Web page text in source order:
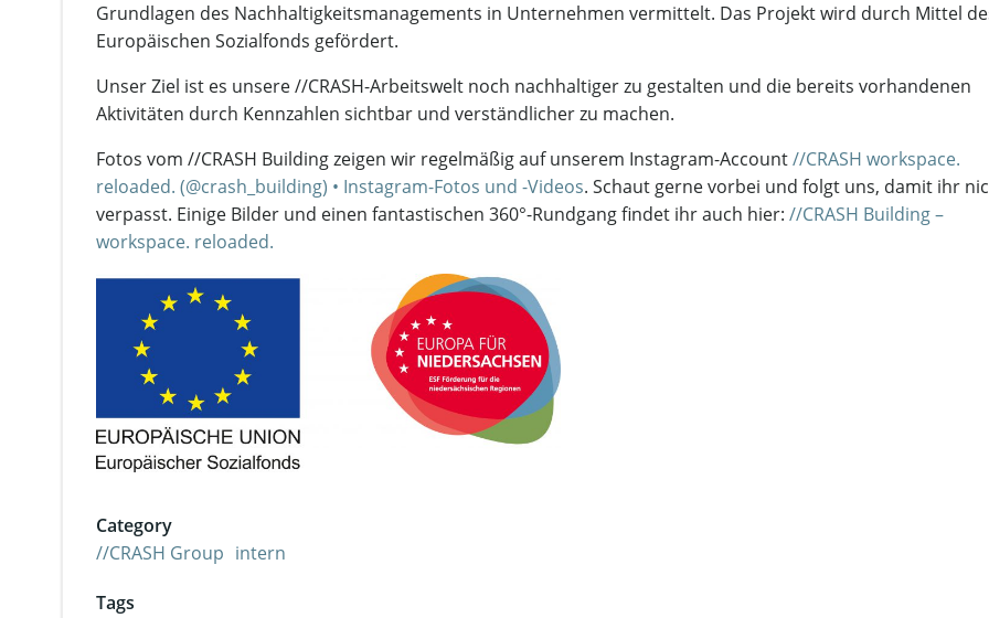
Grundlagen des Nachhaltigkeitsmanagements in Unternehmen vermittelt. Das Projekt wird durch Mittel
Europäischen Sozialfonds gefördert.
Unser Ziel ist es unsere //CRASH-Arbeitswelt noch nachhaltiger zu gestalten und die bereits vorhandenen
Aktivitäten durch Kennzahlen sichtbar und verständlicher zu machen.
Fotos vom //CRASH Building zeigen wir regelmäßig auf unserem Instagram-Account//CRASH workspace.
reloaded. (@crash_building) • Instagram-Fotos und -Videos. Schaut gerne vorbei und folgt uns, damit ihr
verpasst. Einige Bilder und einen fantastischen 360°-Rundgang findet ihr auch hier: //CRASH Building –
workspace. reloaded.
Category
//CRASH Group intern
Tags